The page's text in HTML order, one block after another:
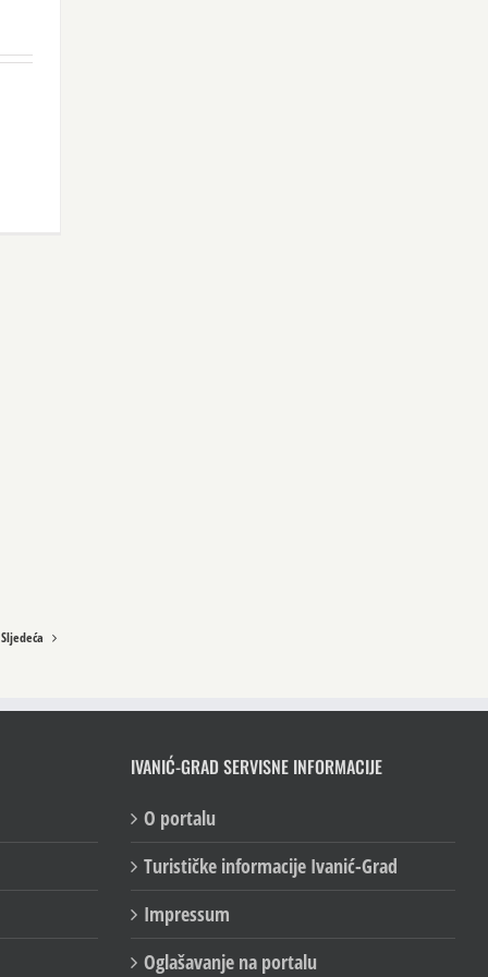
Sljedeća
IVANIĆ-GRAD SERVISNE INFORMACIJE
O portalu
Turističke informacije Ivanić-Grad
Impressum
Oglašavanje na portalu